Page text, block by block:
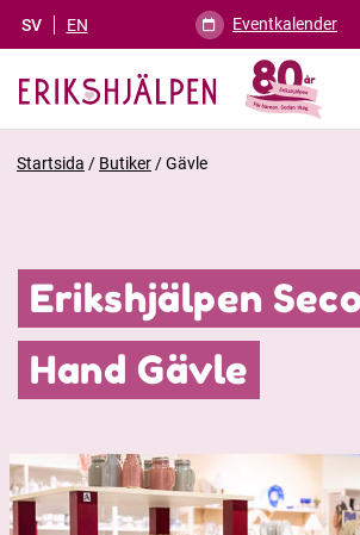
SV EN Eventkalender
Startsida / Butiker /Gävle
Erikshjälpen
Hand Gävle